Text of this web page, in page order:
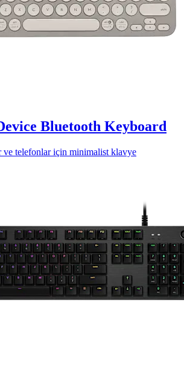
Bluetooth Keyboard
ve telefonlar için minimalist klavye